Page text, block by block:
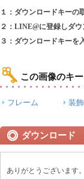
１：ダウンロードキーの
２：LINE@に登録しダ
３：ダウンロードキーを
この画像のキ
フレーム 装飾
ダウンロード
ありがとうございます